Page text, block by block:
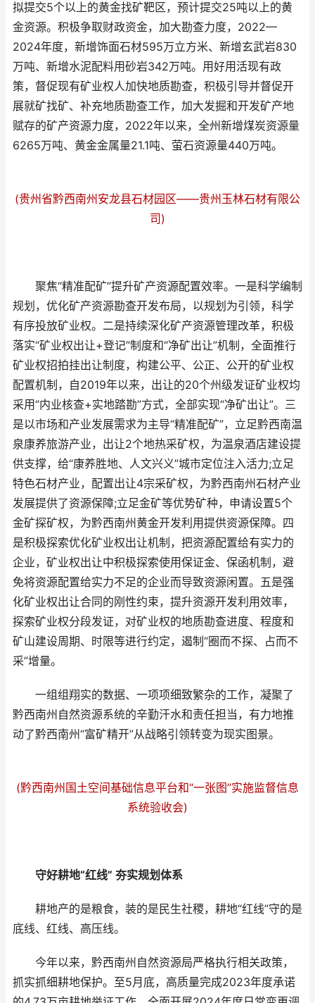
拟提交5个以上的黄金找矿靶区，预计提交25吨以上的黄
金资源。积极争取财政资金，加大勘查力度，2022—
2024年度，新增饰面石材595万立方米、新增玄武岩830
万吨、新增水泥配料用砂岩342万吨。用好用活现有政
策，督促现有矿业权人加快地质勘查，积极引导并督促开
展就矿找矿、补充地质勘查工作，加大发掘和开发矿产地
赋存的矿产资源力度，2022年以来，全州新增煤炭资源量
6265万吨、黄金金属量21.1吨、萤石资源量440万吨。
(贵州省黔西南州安龙县石材园区——贵州玉林石材有限公
司)
聚焦“精准配矿”提升矿产资源配置效率。一是科学编制
规划，优化矿产资源勘查开发布局，以规划为引领，科学
有序投放矿业权。二是持续深化矿产资源管理改革，积极
落实“矿业权出让+登记”制度和“净矿出让”机制，全面推行
矿业权招拍挂出让制度，构建公平、公正、公开的矿业权
配置机制，自2019年以来，出让的20个州级发证矿业权均
采用“内业核查+实地踏勘”方式，全部实现“净矿出让”。三
是以市场和产业发展需求为主导“精准配矿”，立足黔西南温
泉康养旅游产业，出让2个地热采矿权，为温泉酒店建设提
供支撑，给“康养胜地、人文兴义”城市定位注入活力;立足
特色石材产业，配置出让4宗采矿权，为黔西南州石材产业
发展提供了资源保障;立足金矿等优势矿种，申请设置5个
金矿探矿权，为黔西南州黄金开发利用提供资源保障。四
是积极探索优化矿业权出让机制，把资源配置给有实力的
企业，矿业权出让中积极探索使用保证金、保函机制，避
免将资源配置给实力不足的企业而导致资源闲置。五是强
化矿业权出让合同的刚性约束，提升资源开发利用效率，
探索矿业权分段发证，对矿业权的地质勘查进度、程度和
矿山建设周期、时限等进行约定，遏制“圈而不探、占而不
采”增量。
一组组翔实的数据、一项项细致繁杂的工作，凝聚了
黔西南州自然资源系统的辛勤汗水和责任担当，有力地推
动了黔西南州“富矿精开”从战略引领转变为现实图景。
(黔西南州国土空间基础信息平台和“一张图”实施监督信息
系统验收会)
守好耕地“红线” 夯实规划体系
耕地产的是粮食，装的是民生社稷，耕地“红线”守的是
底线、红线、高压线。
今年以来，黔西南州自然资源局严格执行相关政策，
抓实抓细耕地保护。至5月底，高质量完成2023年度承诺